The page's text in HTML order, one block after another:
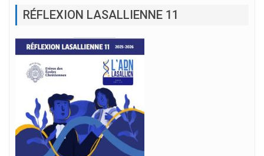
RÉFLEXION LASALLIENNE 11